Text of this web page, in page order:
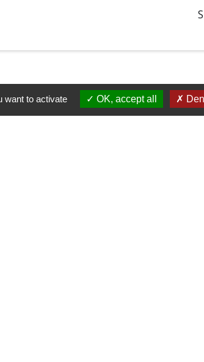
want to activate OK, accept all